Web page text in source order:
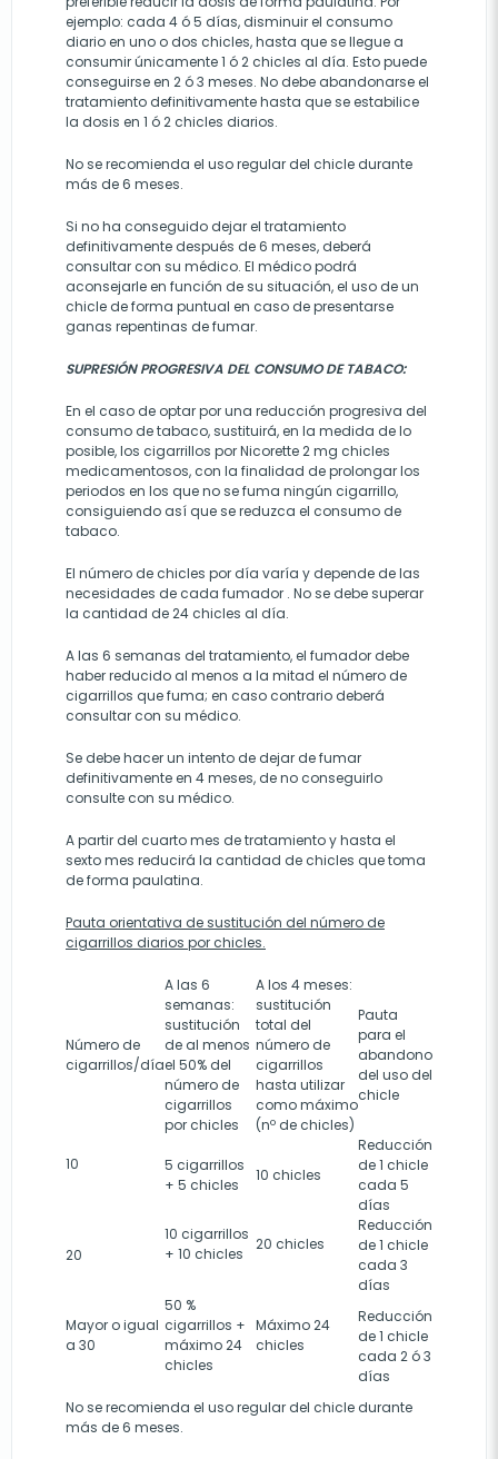
ejemplo: cada 4 ó 5 días, disminuir el consumo
diario en uno o dos chicles, hasta que se llegue a
consumir únicamente 1 ó 2 chicles al día. Esto puede
conseguirse en 2 ó 3 meses. No debe abandonarse el
tratamiento definitivamente hasta que se estabilice
la dosis en 1 ó 2 chicles diarios.
No se recomienda el uso regular del chicle durante
más de 6 meses.
Si no ha conseguido dejar el tratamiento
definitivamente después de 6 meses, deberá
consultar con su médico. El médico podrá
aconsejarle en función de su situación, el uso de un
chicle de forma puntual en caso de presentarse
ganas repentinas de fumar.
SUPRESIÓN PROGRESIVA DEL CONSUMO DE TABACO:
En el caso de optar por una reducción progresiva del
consumo de tabaco, sustituirá, en la medida de lo
posible, los cigarrillos por Nicorette 2 mg chicles
medicamentosos, con la finalidad de prolongar los
periodos en los que no se fuma ningún cigarrillo,
consiguiendo así que se reduzca el consumo de
tabaco.
El número de chicles por día varía y depende de las
necesidades de cada fumador . No se debe superar
la cantidad de 24 chicles al día.
A las 6 semanas del tratamiento, el fumador debe
haber reducido al menos a la mitad el número de
cigarrillos que fuma; en caso contrario deberá
consultar con su médico.
Se debe hacer un intento de dejar de fumar
definitivamente en 4 meses, de no conseguirlo
consulte con su médico.
A partir del cuarto mes de tratamiento y hasta el
sexto mes reducirá la cantidad de chicles que toma
de forma paulatina.
Pauta orientativa de sustitución del número de
cigarrillos diarios por chicles.
Número de
cigarrillos/día
A las 6
semanas:
sustitución
de al menos
el 50% del
número de
cigarrillos
por chicles
A los 4 meses:
sustitución
total del
número de
cigarrillos
hasta utilizar
como máximo
(nº de chicles)
Pauta
para el
abandono
del uso del
chicle
10
5 cigarrillos
+ 5 chicles
10 chicles
Reducción
de 1 chicle
cada 5
días
20
10 cigarrillos
+ 10 chicles
20 chicles
Reducción
de 1 chicle
cada 3
días
Mayor o igual
a 30
50 %
cigarrillos +
máximo 24
chicles
Máximo 24
chicles
Reducción
de 1 chicle
cada 2 ó 3
días
No se recomienda el uso regular del chicle durante
más de 6 meses.